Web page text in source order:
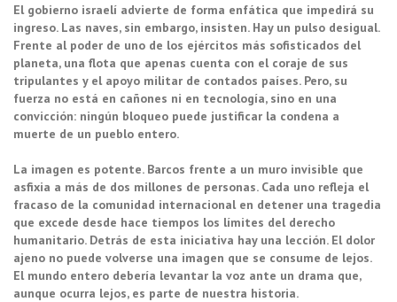
El gobierno israelí advierte de forma enfática que impedirá su
ingreso. Las naves, sin embargo, insisten. Hay un pulso desigual.
Frente al poder de uno de los ejércitos más sofisticados del
planeta, una flota que apenas cuenta con el coraje de sus
tripulantes y el apoyo militar de contados países. Pero, su
fuerza no está en cañones ni en tecnología, sino en una
convicción: ningún bloqueo puede justificar la condena a
muerte de un pueblo entero.
La imagen es potente. Barcos frente a un muro invisible que
asfixia a más de dos millones de personas. Cada uno refleja el
fracaso de la comunidad internacional en detener una tragedia
que excede desde hace tiempos los límites del derecho
humanitario. Detrás de esta iniciativa hay una lección. El dolor
ajeno no puede volverse una imagen que se consume de lejos.
El mundo entero debería levantar la voz ante un drama que,
aunque ocurra lejos, es parte de nuestra historia.